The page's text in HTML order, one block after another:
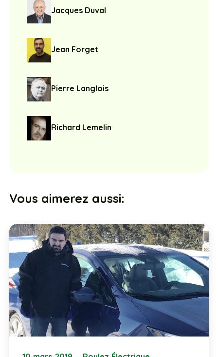
Jacques Duval
Jean Forget
Pierre Langlois
Richard Lemelin
Vous aimerez aussi: